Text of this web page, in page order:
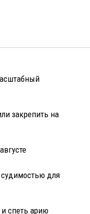
закрепить на
для
спеть арию